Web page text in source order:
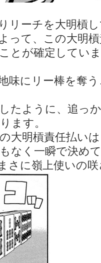
リーチを大明槓
って、この大明
とが確定してい
味にリー棒を奪
たように、追っ
ます。
大明槓責任払い
なく一瞬で決め
さに嶺上使いの